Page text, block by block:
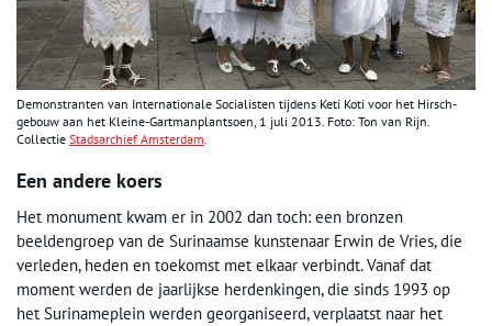
Demonstranten van Internationale Socialisten tijdens Keti Koti voor het Hirsch-
gebouw aan het Kleine-Gartmanplantsoen, 1 juli 2013. Foto: Ton van Rijn.
Collectie Stadsarchief Amsterdam.
Een andere koers
Het monument kwam er in 2002 dan toch: een bronzen
beeldengroep van de Surinaamse kunstenaar Erwin de Vries, die
verleden, heden en toekomst met elkaar verbindt. Vanaf dat
moment werden de jaarlijkse herdenkingen, die sinds 1993 op
het Surinameplein werden georganiseerd, verplaatst naar het